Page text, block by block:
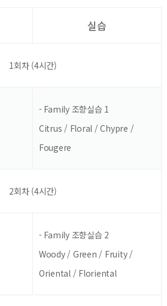
실습
1회차 (4시간)
- Family 조향실습 1
Citrus / Floral / Chypre /
Fougere
2회차 (4시간)
- Family 조향실습 2
Woody / Green / Fruity /
Oriental / Floriental